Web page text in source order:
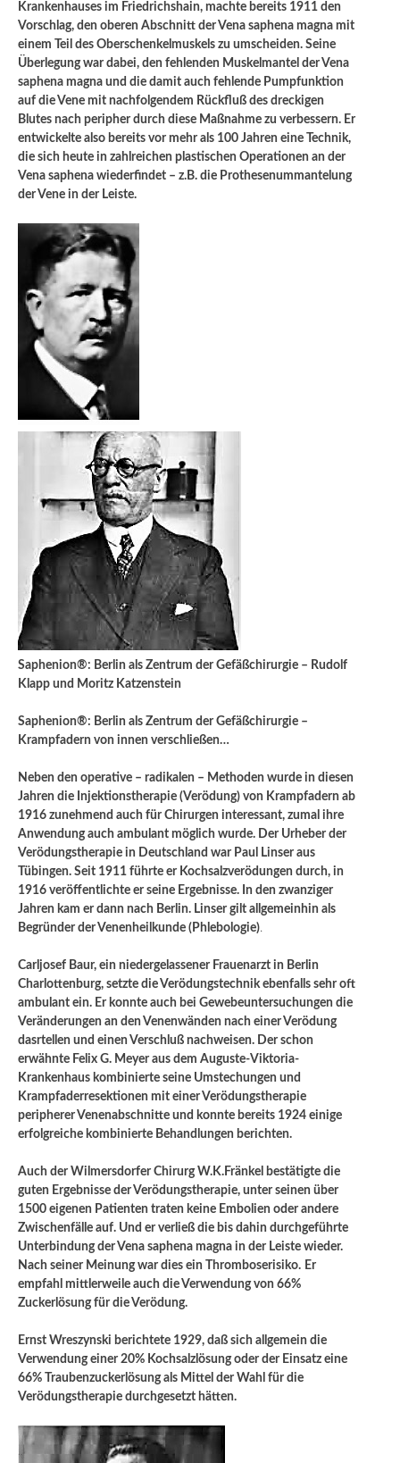
Krankenhauses im Friedrichshain, machte bereits 1911 den
Vorschlag, den oberen Abschnitt der Vena saphena magna mit
einem Teil des Oberschenkelmuskels zu umscheiden. Seine
Überlegung war dabei, den fehlenden Muskelmantel der Vena
saphena magna und die damit auch fehlende Pumpfunktion
auf die Vene mit nachfolgendem Rückfluß des dreckigen
Blutes nach peripher durch diese Maßnahme zu verbessern. Er
entwickelte also bereits vor mehr als 100 Jahren eine Technik,
die sich heute in zahlreichen plastischen Operationen an der
Vena saphena wiederfindet – z.B. die Prothesenummantelung
der Vene in der Leiste.
Saphenion®: Berlin als Zentrum der Gefäßchirurgie – Rudolf
Klapp und Moritz Katzenstein
Saphenion®: Berlin als Zentrum der Gefäßchirurgie –
Krampfadern von innen verschließen…
Neben den operative – radikalen – Methoden wurde in diesen
Jahren die Injektionstherapie (Verödung) von Krampfadern ab
1916 zunehmend auch für Chirurgen interessant, zumal ihre
Anwendung auch ambulant möglich wurde. Der Urheber der
Verödungstherapie in Deutschland war Paul Linser aus
Tübingen. Seit 1911 führte er Kochsalzverödungen durch, in
1916 veröffentlichte er seine Ergebnisse. In den zwanziger
Jahren kam er dann nach Berlin. Linser gilt allgemeinhin als
Begründer der Venenheilkunde (Phlebologie).
Carljosef Baur, ein niedergelassener Frauenarzt in Berlin
Charlottenburg, setzte die Verödungstechnik ebenfalls sehr oft
ambulant ein. Er konnte auch bei Gewebeuntersuchungen die
Veränderungen an den Venenwänden nach einer Verödung
dasrtellen und einen Verschluß nachweisen. Der schon
erwähnte Felix G. Meyer aus dem Auguste-Viktoria-
Krankenhaus kombinierte seine Umstechungen und
Krampfaderresektionen mit einer Verödungstherapie
peripherer Venenabschnitte und konnte bereits 1924 einige
erfolgreiche kombinierte Behandlungen berichten.
Auch der Wilmersdorfer Chirurg W.K.Fränkel bestätigte die
guten Ergebnisse der Verödungstherapie, unter seinen über
1500 eigenen Patienten traten keine Embolien oder andere
Zwischenfälle auf. Und er verließ die bis dahin durchgeführte
Unterbindung der Vena saphena magna in der Leiste wieder.
Nach seiner Meinung war dies ein Thromboserisiko. Er
empfahl mittlerweile auch die Verwendung von 66%
Zuckerlösung für die Verödung.
Ernst Wreszynski berichtete 1929, daß sich allgemein die
Verwendung einer 20% Kochsalzlösung oder der Einsatz eine
66% Traubenzuckerlösung als Mittel der Wahl für die
Verödungstherapie durchgesetzt hätten.